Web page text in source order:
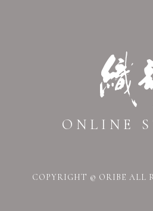
ONLINE
COPYRIGHT © ORIBE ALL